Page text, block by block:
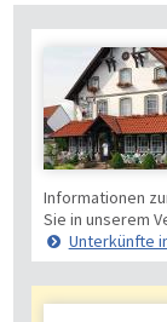
Informationen
Sie in unserem
Unterkünfte